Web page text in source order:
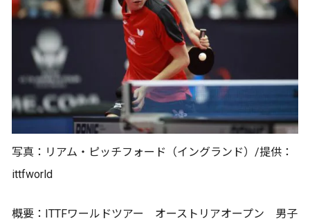
写真：リアム・ピッチフォード（イングランド）/提供：
ittfworld
概要：ITTFワールドツアー オーストリアオープン 男子